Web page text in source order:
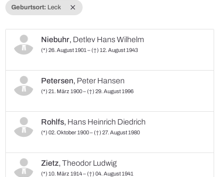
close
Geburtsort: Leck
Niebuhr, Detlev Hans Wilhelm
(*) 26. August 1901 – (†) 12. August 1943
Petersen, Peter Hansen
(*) 21. März 1900 – (†) 29. August 1996
Rohlfs, Hans Heinrich Diedrich
(*) 02. Oktober 1900 – (†) 27. August 1980
Zietz, Theodor Ludwig
(*) 10. März 1914 – (†) 04. August 1941